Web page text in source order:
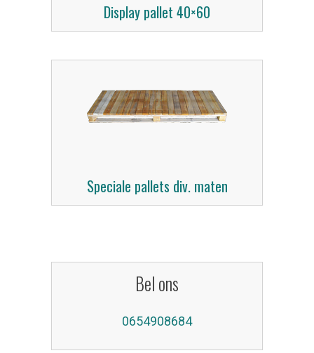
Display pallet 40×60
Speciale pallets div. maten
Bel ons
0654908684